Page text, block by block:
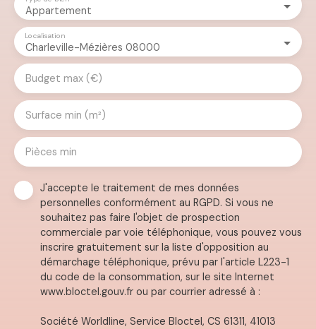
Appartement
Charleville-Mézières 08000
Localisation
Budget max (€)
Surface min (m²)
Pièces min
J'accepte le traitement de mes données
personnelles conformément au RGPD. Si vous ne
souhaitez pas faire l'objet de prospection
commerciale par voie téléphonique, vous pouvez vous
inscrire gratuitement sur la liste d'opposition au
démarchage téléphonique, prévu par l'article L223-1
du code de la consommation, sur le site Internet
www.bloctel.gouv.fr ou par courrier adressé à :
Société Worldline, Service Bloctel, CS 61311, 41013